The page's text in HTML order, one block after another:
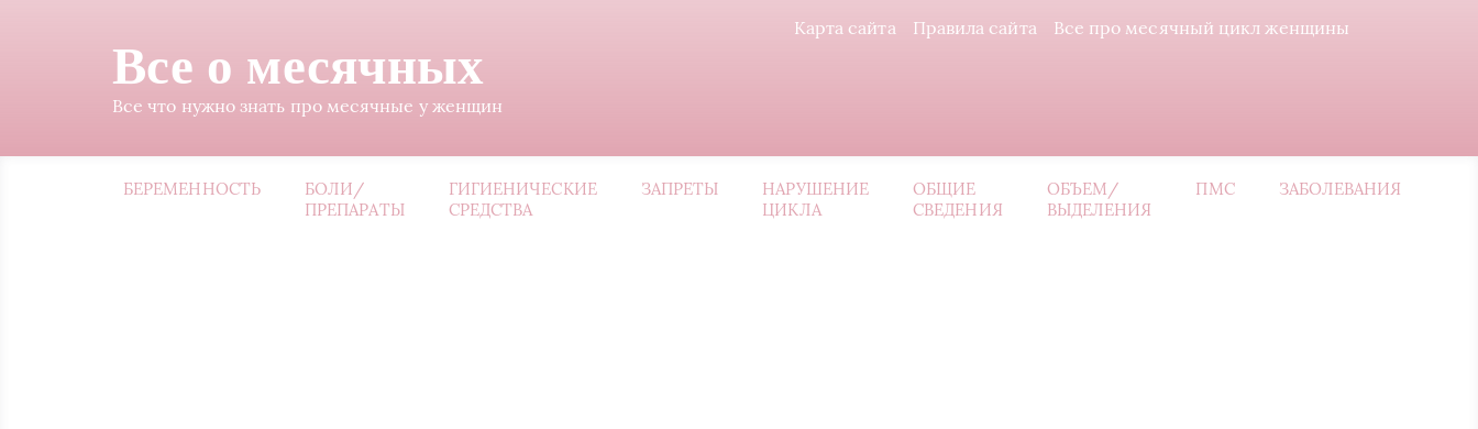
Карта сайта Правила сайта Все про месячный цикл женщины
Все о месячных
Все что нужно знать про месячные у женщин
БЕРЕМЕННОСТЬ
БОЛИ/
ПРЕПАРАТЫ
ГИГИЕНИЧЕСКИЕ
СРЕДСТВА
ЗАПРЕТЫ
НАРУШЕНИЕ
ЦИКЛА
ОБЩИЕ
СВЕДЕНИЯ
ОБЪЕМ/
ВЫДЕЛЕНИЯ
ПМС ЗАБОЛЕВАНИЯ